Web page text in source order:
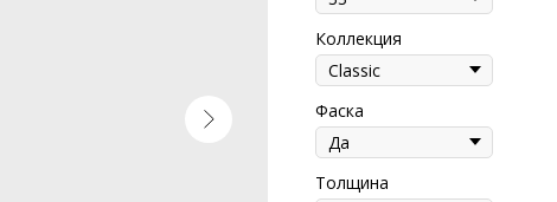
Коллекция
Фаска
Толщина